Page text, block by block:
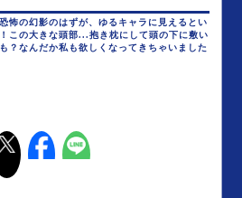
怖の幻影のはずが、ゆるキャラに見えるとい
この大きな頭部...抱き枕にして頭の下に敷い
？なんだか私も欲しくなってきちゃいました